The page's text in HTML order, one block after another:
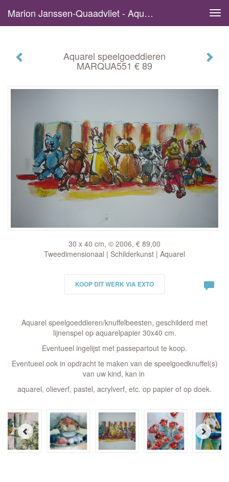
Marion Janssen-Quaadvliet - Aquarel Speelgoeddieren MARQUA551 € 89
Aquarel speelgoeddieren
MARQUA551 € 89
30 x 40 cm, © 2006, € 89,00
Tweedimensionaal | Schilderkunst | Aquarel
KOOP DIT WERK VIA EXTO
Aquarel speelgoeddieren/knuffelbeesten, geschilderd met
lijnenspel op aquarelpapier 30x40 cm.
Eventueel ingelijst met passepartout te koop.
Eventueel ook in opdracht te maken van de speelgoedknuffel(s)
van uw kind, kan in
aquarel, olieverf, pastel, acrylverf, etc. op papier of op doek.